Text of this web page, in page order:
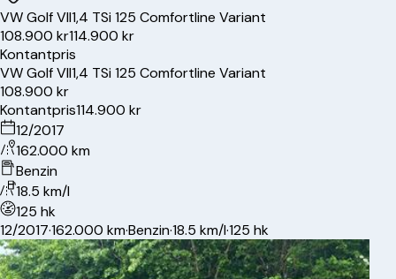
VWGolf VII1,4 TSi 125 Comfortline Variant
108.900 kr114.900 kr
Kontantpris
VWGolf VII1,4 TSi 125 Comfortline Variant
108.900 kr
Kontantpris114.900 kr
12/2017
162.000 km
Benzin
18.5 km/l
125 hk
12/2017·162.000 km·Benzin·18.5 km/l·125 hk